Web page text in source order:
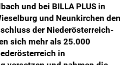
und bei BILLA PLUS in
und Neunkirchen den
der Niederösterreich-
sich mehr als 25.000
in